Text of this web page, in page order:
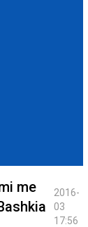
me
2016-
03
17:56